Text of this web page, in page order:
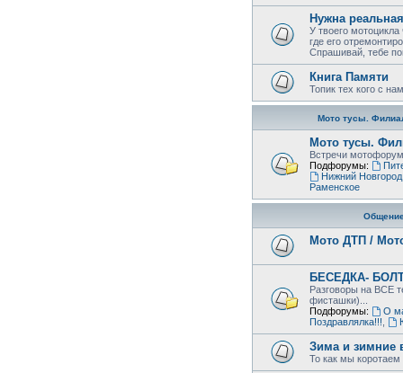
Нужна
У твоего
где его
Спрашивай, тебе
Книга Памяти
Топик тех кого с
Мото тусы.
Мото тусы.
Встречи
Подфорумы:
Нижний Новгород,
Раменское
Мото ДТП /
БЕСЕДКА-
Разговоры на ВСЕ
фисташки)...
Подфорумы:
О
Поздравлялка!!!
Зима и зимние
То как мы коротаем